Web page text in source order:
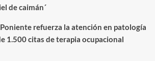
de caimán´
refuerza la atención en patología
1.500 citas de terapia ocupacional